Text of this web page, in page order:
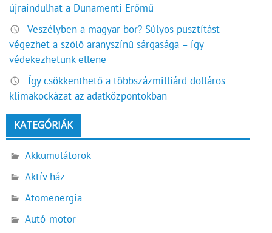
újraindulhat a Dunamenti Erőmű
Veszélyben a magyar bor? Súlyos pusztítást
végezhet a szőlő aranyszínű sárgasága – így
védekezhetünk ellene
Így csökkenthető a többszázmilliárd dolláros
klímakockázat az adatközpontokban
KATEGÓRIÁK
Akkumulátorok
Aktív ház
Atomenergia
Autó-motor